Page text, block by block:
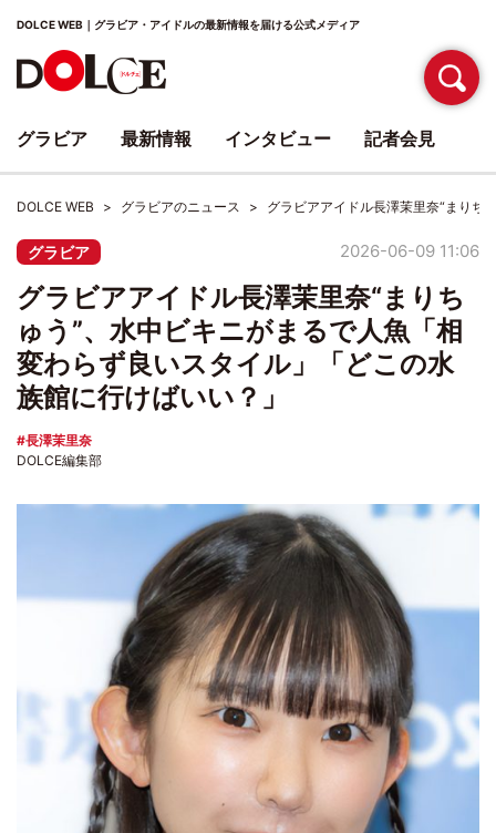
DOLCE WEB｜グラビア・アイドルの最新情報を届ける公式メディア
DOLCE WEB グラビアのニュース グラビアアイドル長澤茉里奈“まりち
グラビア 2026-06-09 11:06
グラビアアイドル長澤茉里奈“まりち
ゅう”、水中ビキニがまるで人魚「相
変わらず良いスタイル」「どこの水
族館に行けばいい？」
長澤茉里奈
DOLCE編集部
グラビア 最新情報 インタビュー 記者会見